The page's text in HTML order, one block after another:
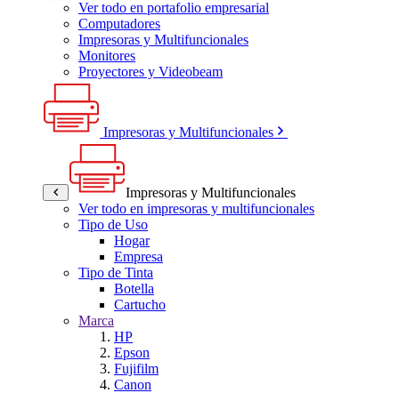
Ver todo en portafolio empresarial
Computadores
Impresoras y Multifuncionales
Monitores
Proyectores y Videobeam
Impresoras y Multifuncionales
Impresoras y Multifuncionales
Ver todo en impresoras y multifuncionales
Tipo de Uso
Hogar
Empresa
Tipo de Tinta
Botella
Cartucho
Marca
HP
Epson
Fujifilm
Canon